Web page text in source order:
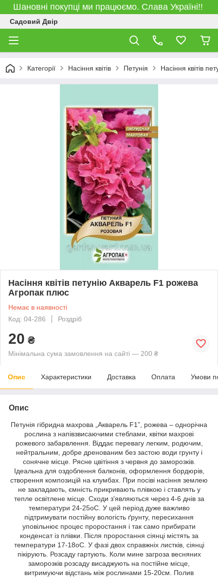
Шановні покупці ми працюємо. Слава Україні!!
Садовий Двір
Категорії Насіння квітів Петунія Насіння квітів
Насіння квітів петунію Акварель F1 рожева
Агропак плюс
Немає в наявності
Код: 04-286
Роздріб
20 ₴
Мінімальна сума замовлення на сайті — 200 ₴
Опис Характеристики Доставка Оплата Умови
Опис
Петунія гібридна махрова „Акварель F1”, рожева – однорічна
рослина з напівзвисаючими стеблами, квітки махрові
рожевого забарвлення. Віддає перевагу легким, родючим,
нейтральним, добре дренованим без застою води грунту і
сонячне місце. Рясне цвітіння з червня до заморозків.
Ідеальна для оздоблення балконів, оформлення бордюрів,
створення композицій на клумбах. При посіві насіння землею
не закладають, ємність прикривають плівкою і ставлять у
тепле освітлене місце. Сходи з'являються через 4-6 днів за
температури 24-25оС. У цей період дуже важливо
підтримувати постійну вологість ґрунту, пересихання
уповільнює процес проростання і так само прибирати
конденсат із плівки. Після проростання сіянці містять за
температури 17-18оС. У фазі двох справжніх листків, сіянці
пікірують. Розсаду гартують. Коли мине загроза весняних
заморозків розсаду висаджують на постійне місце,
витримуючи відстань між рослинами 15-20см. Полив